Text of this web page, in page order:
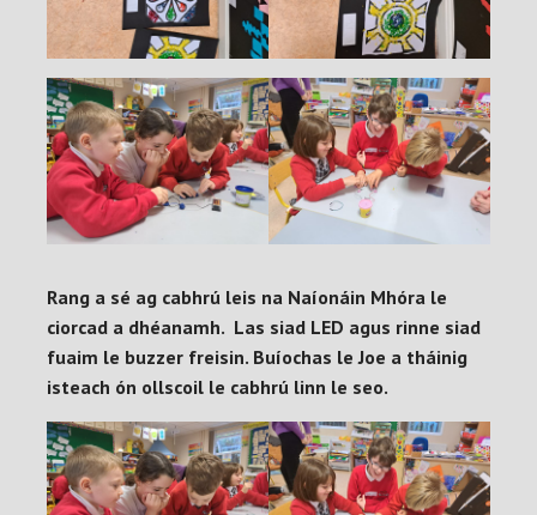
Rang a sé ag cabhrú leis na Naíonáin Mhóra le
ciorcad a dhéanamh. Las siad LED agus rinne siad
fuaim le buzzer freisin. Buíochas le Joe a tháinig
isteach ón ollscoil le cabhrú linn le seo.